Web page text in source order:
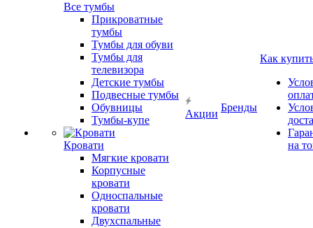
Все тумбы
Прикроватные
тумбы
Тумбы для обуви
Тумбы для
телевизора
Детские тумбы
Подвесные тумбы
Обувницы
Тумбы-купе
Кровати
Мягкие кровати
Корпусные
кровати
Односпальные
кровати
Двухспальные
Акции
Бренды
Как
на